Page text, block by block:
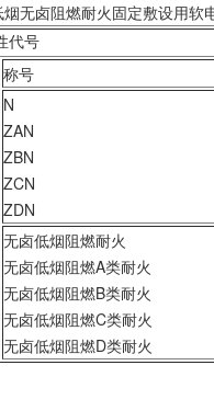
无卤阻燃耐火固定敷设用软
代号
称号
N
ZAN
ZBN
ZCN
ZDN
无卤低烟阻燃耐火
无卤低烟阻燃A类耐火
无卤低烟阻燃B类耐火
无卤低烟阻燃C类耐火
无卤低烟阻燃D类耐火